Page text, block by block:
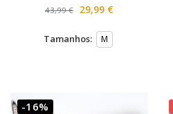
43,99€ 29,99 €
Tamanhos: M
-16%